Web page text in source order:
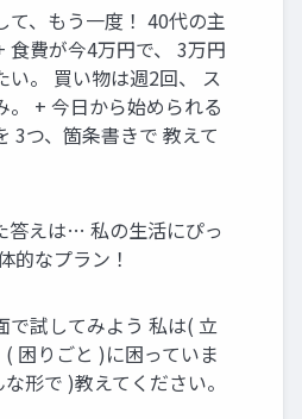
て、もう一度！ 40代の主
食費が今4万円で、 3万円
い。 買い物は週2回、 ス
。 + 今日から始められる
3つ、箇条書きで 教えて
答えは… 私の生活にぴっ
的なプラン！
で試してみよう 私は( 立
( 困りごと )に困っていま
形で )教えてください。